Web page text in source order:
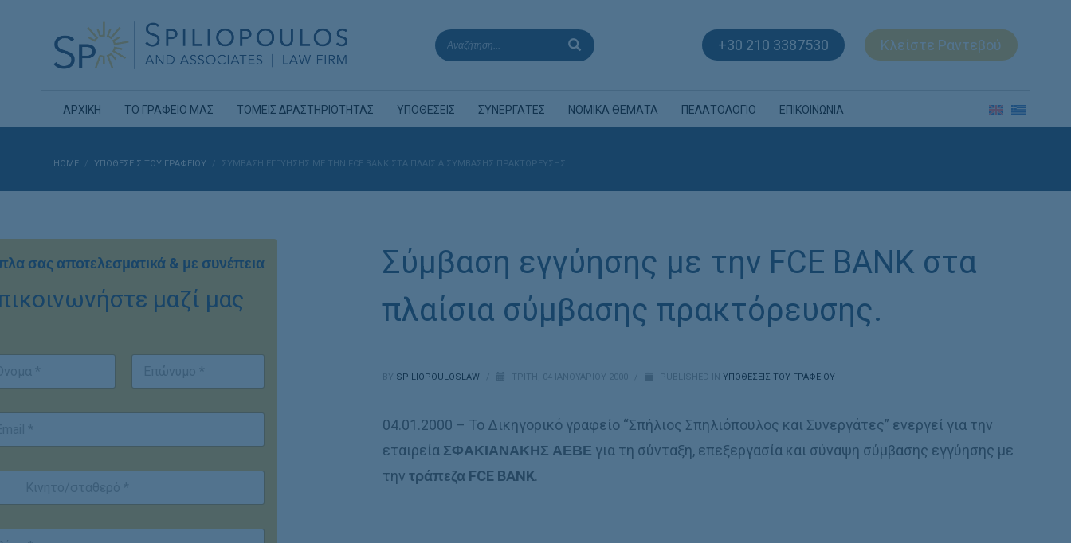
+30 210 3387530 Κλείστε Ραντεβού
ΑΡΧΙΚΗ ΤΟ ΓΡΑΦΕΙΟ ΜΑΣ ΤΟΜΕΙΣ ΔΡΑΣΤΗΡΙΟΤΗΤΑΣ ΥΠΟΘΕΣΕΙΣ ΣΥΝΕΡΓΑΤΕΣ ΝΟΜΙΚΑ ΘΕΜΑΤΑ ΠΕΛΑΤΟΛΟΓΙΟ ΕΠΙΚΟΙΝΩΝΙΑ
HOME ΥΠΟΘΈΣΕΙΣ ΤΟΥ ΓΡΑΦΕΊΟΥ ΣΎΜΒΑΣΗ ΕΓΓΎΗΣΗΣ ΜΕ ΤΗΝ FCE BANK ΣΤΑ ΠΛΑΊΣΙΑ ΣΎΜΒΑΣΗΣ ΠΡΑΚΤΌΡΕΥΣΗΣ.
Σύμβαση εγγύησης με την FCE BANK στα
πλαίσια σύμβασης πρακτόρευσης.
BY SPILIOPOULOSLAW ΤΡΊΤΗ, 04 ΙΑΝΟΥΑΡΊΟΥ 2000 PUBLISHED INΥΠΟΘΈΣΕΙΣ ΤΟΥ ΓΡΑΦΕΊΟΥ
04.01.2000 – Το Δικηγορικό γραφείο “Σπήλιος Σπηλιόπουλος και Συνεργάτες” ενεργεί για την
εταιρεία ΣΦΑΚΙΑΝΑΚΗΣ ΑΕΒΕ για τη σύνταξη, επεξεργασία και σύναψη σύμβασης εγγύησης με
τηντράπεζα FCE BANK.
σας αποτελεσματικά & με συνέπεια
μαζί μας